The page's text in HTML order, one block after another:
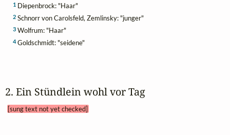
1Diepenbrock: "Haar"
2Schnorr von Carolsfeld, Zemlinsky: "junger"
3Wolfrum: "Haar"
4Goldschmidt: "seidene"
2. Ein Stündlein wohl vor Tag
[sung text not yet checked]